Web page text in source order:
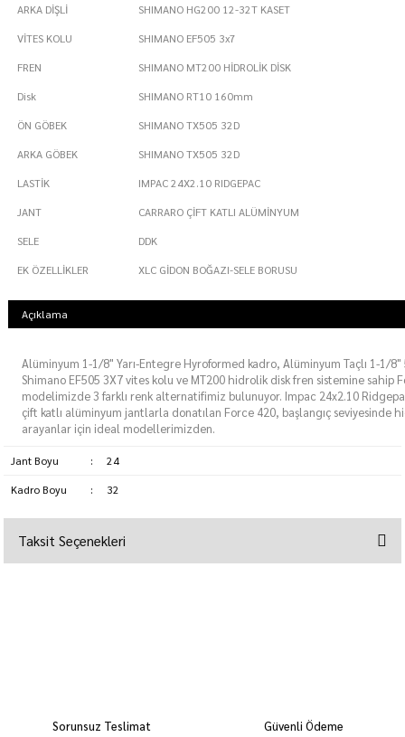
ARKA DİŞLİ
SHIMANO HG200 12-32T KASET
VİTES KOLU
SHIMANO EF505 3x7
FREN
SHIMANO MT200 HİDROLİK DİSK
Disk
SHIMANO RT10 160mm
ÖN GÖBEK
SHIMANO TX505 32D
ARKA GÖBEK
SHIMANO TX505 32D
LASTİK
IMPAC 24X2.10 RIDGEPAC
JANT
CARRARO ÇİFT KATLI ALÜMİNYUM
SELE
DDK
EK ÖZELLİKLER
XLC GİDON BOĞAZI-SELE BORUSU
Açıklama
Alüminyum 1-1/8" Yarı-Entegre Hyroformed kadro, Alüminyum Taçlı 1-1/
Shimano EF505 3X7 vites kolu ve MT200 hidrolik disk fren sistemine sahip
modelimizde 3 farklı renk alternatifimiz bulunuyor. Impac 24x2.10
çift katlı alüminyum jantlarla donatılan Force 420, başlangıç seviyesinde
arayanlar için ideal modellerimizden.
Jant Boyu :
24
Kadro Boyu
: 32
Taksit Seçenekleri
Sorunsuz Teslimat Güvenli Ödeme